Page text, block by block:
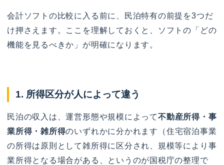
会計ソフトの比較に入る前に、民泊特有の前提を3つだ
け押さえます。ここを理解しておくと、ソフトの「どの
機能を見るべきか」が明確になります。
1. 所得区分が人によって違う
民泊の収入は、運営形態や規模によって不動産所得・事
業所得・雑所得のいずれかに分かれます（住宅宿泊事業
の所得は原則として雑所得に区分され、規模等により事
業所得となる場合がある、というのが国税庁の整理で